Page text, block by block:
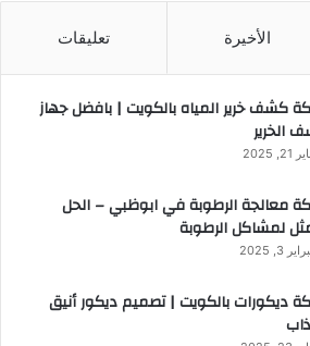
الأخيرة تعليقات
كشف خرير المياه بالكويت | بافضل جهاز
الخرير
21, 2025
معالجة الرطوبة في ابوظبي – الحل
لمشاكل الرطوبة
3, 2025
ديكورات بالكويت | تصميم ديكور أنيق